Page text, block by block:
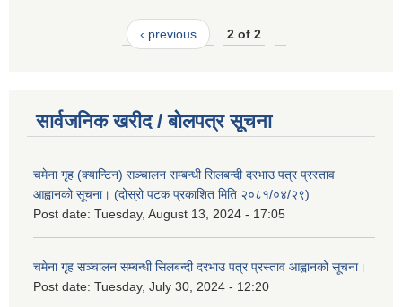
‹ previous 2 of 2
सार्वजनिक खरीद / बोलपत्र सूचना
चमेना गृह (क्यान्टिन) सञ्चालन सम्बन्धी सिलबन्दी दरभाउ पत्र प्रस्ताव
आह्वानको सूचना। (दोस्रो पटक प्रकाशित मिति २०८१/०४/२९)
Post date: Tuesday, August 13, 2024 - 17:05
चमेना गृह सञ्चालन सम्बन्धी सिलबन्दी दरभाउ पत्र प्रस्ताव आह्वानको सूचना।
Post date: Tuesday, July 30, 2024 - 12:20